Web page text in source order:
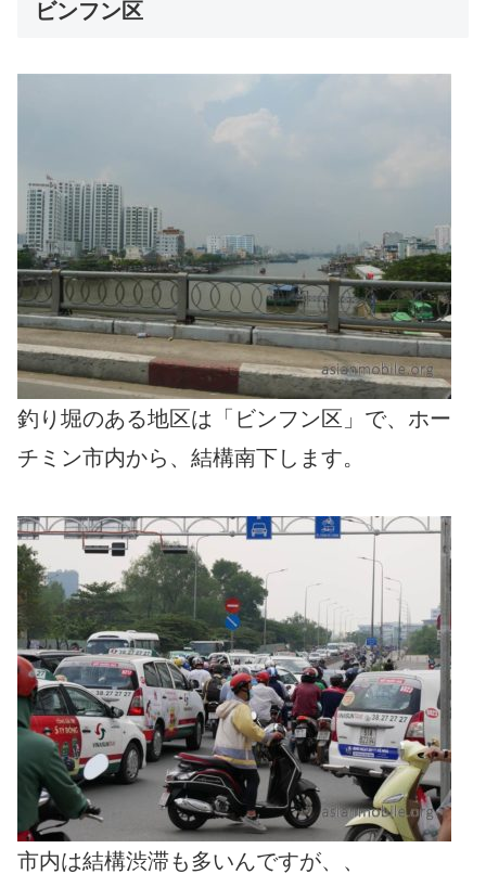
ビンフン区
釣り堀のある地区は「ビンフン区」で、ホー
チミン市内から、結構南下します。
市内は結構渋滞も多いんですが、、